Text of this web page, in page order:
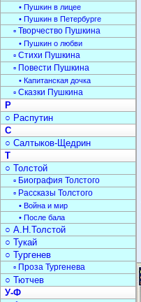
• Пушкин в лицее
• Пушкин в Петербурге
▫ Творчество Пушкина
• Пушкин о любви
▫ Стихи Пушкина
▫ Повести Пушкина
• Капитанская дочка
▫ Сказки Пушкина
Р
○ Распутин
С
○ Салтыков-Щедрин
Т
○ Толстой
▫ Биография Толстого
▫ Рассказы Толстого
• Война и мир
• После бала
○ А.Н.Толстой
○ Тукай
○ Тургенев
▫ Проза Тургенева
○ Тютчев
У-Ф